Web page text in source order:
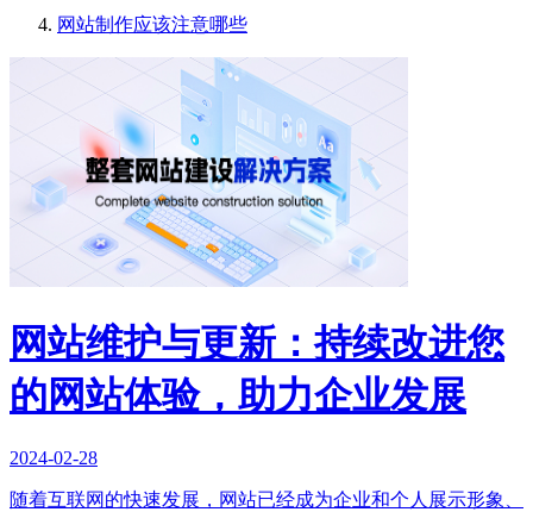
网站制作应该注意哪些
网站维护与更新：持续改进您
的网站体验，助力企业发展
2024-02-28
随着互联网的快速发展，网站已经成为企业和个人展示形象、